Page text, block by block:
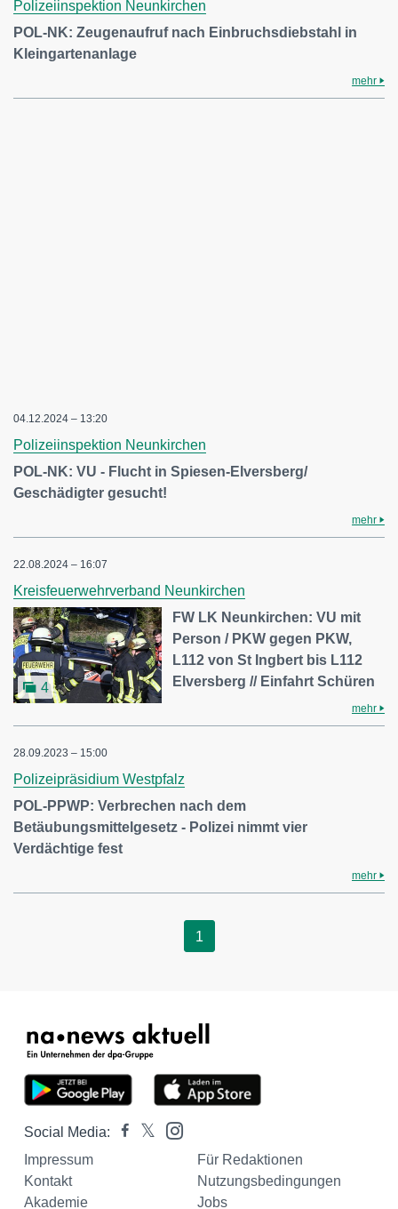
Polizeiinspektion Neunkirchen
POL-NK: Zeugenaufruf nach Einbruchsdiebstahl in
Kleingartenanlage
mehr
04.12.2024 – 13:20
Polizeiinspektion Neunkirchen
POL-NK: VU - Flucht in Spiesen-Elversberg/
Geschädigter gesucht!
mehr
22.08.2024 – 16:07
Kreisfeuerwehrverband Neunkirchen
4
FW LK Neunkirchen: VU mit
Person / PKW gegen PKW,
L112 von St Ingbert bis L112
Elversberg // Einfahrt Schüren
mehr
28.09.2023 – 15:00
Polizeipräsidium Westpfalz
POL-PPWP: Verbrechen nach dem
Betäubungsmittelgesetz - Polizei nimmt vier
Verdächtige fest
mehr
1
Social Media:
Impressum
Für Redaktionen
Kontakt
Nutzungsbedingungen
Akademie
Jobs